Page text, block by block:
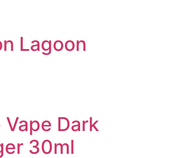
Lagoon
Vape Dark
30ml